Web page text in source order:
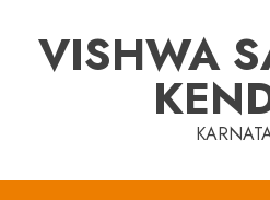
contentVISHWA